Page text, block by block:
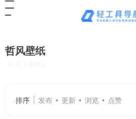
哲风壁纸
排序 发布 更新 浏览 点赞